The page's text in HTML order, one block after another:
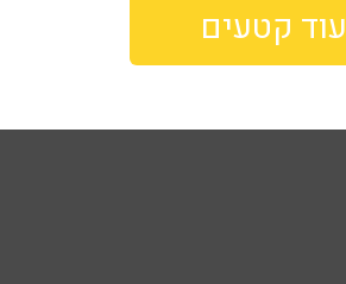
עוד קטעים